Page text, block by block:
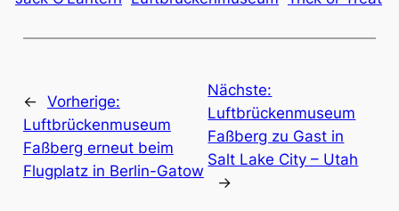
← Vorherige:
Luftbrückenmuseum
Faßberg erneut beim
Flugplatz in Berlin-Gatow
Nächste:
Luftbrückenmuseum
Faßberg zu Gast in
Salt Lake City – Utah
→